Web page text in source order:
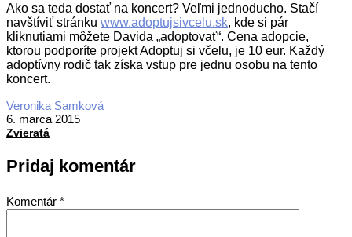
Ako sa teda dostať na koncert? Veľmi jednoducho. Stačí
navštíviť stránku www.adoptujsivcelu.sk, kde si pár
kliknutiami môžete Davida „adoptovať“. Cena adopcie,
ktorou podporíte projekt Adoptuj si včelu, je 10 eur. Každý
adoptívny rodič tak získa vstup pre jednu osobu na tento
koncert.
2015-
03-
06
Veronika Samková
6. marca 2015
Zvieratá
Pridaj komentár
Komentár *